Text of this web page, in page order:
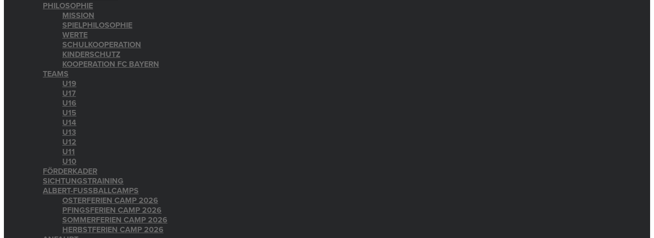
PHILOSOPHIE
MISSION
SPIELPHILOSOPHIE
WERTE
SCHULKOOPERATION
KINDERSCHUTZ
KOOPERATION FC BAYERN
TEAMS
U19
U17
U16
U15
U14
U13
U12
U11
U10
FÖRDERKADER
SICHTUNGSTRAINING
ALBERT-FUSSBALLCAMPS
OSTERFERIEN CAMP 2026
PFINGSFERIEN CAMP 2026
SOMMERFERIEN CAMP 2026
HERBSTFERIEN CAMP 2026